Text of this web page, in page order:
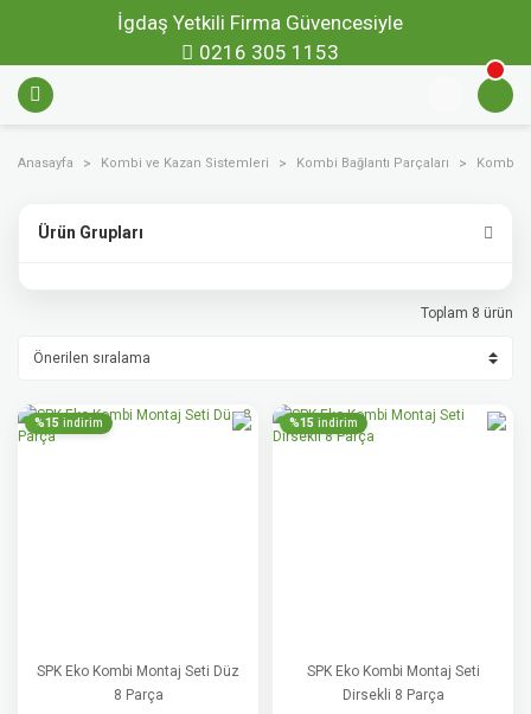
İgdaş Yetkili Firma Güvencesiyle
0216 305 1153
Anasayfa Kombi ve Kazan Sistemleri Kombi Bağlantı Parçaları Kombi
Ürün Grupları
Toplam 8 ürün
%15 indirim
SPK Eko Kombi Montaj Seti Düz
8 Parça
%15 indirim
SPK Eko Kombi Montaj Seti
Dirsekli 8 Parça